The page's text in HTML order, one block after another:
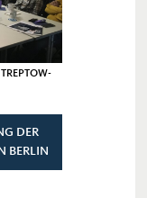
DER
BERLIN